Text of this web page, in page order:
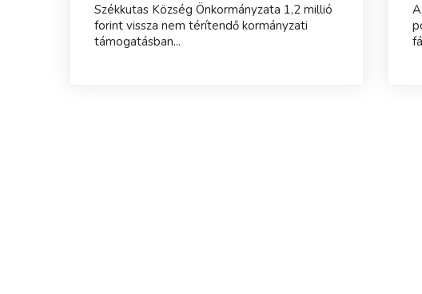
Székkutas Község Önkormányzata 1,2 millió
forint vissza nem térítendő kormányzati
támogatásban...